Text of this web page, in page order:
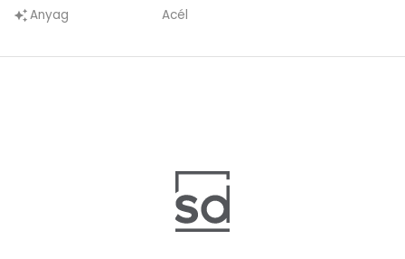
A TRIGG fali dekorációt kiegészítheti az Umbra
auto_awesomeAnyag Acél